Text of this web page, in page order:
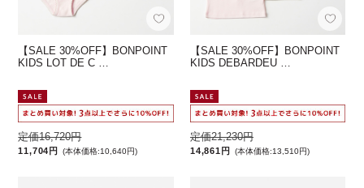
【SALE 30%OFF】BONPOINT
KIDS LOT DE C …
定価16,720円
11,704円 (本体価格:10,640円)
【SALE 30%OFF】BONPOINT
KIDS DEBARDEU …
定価21,230円
14,861円 (本体価格:13,510円)